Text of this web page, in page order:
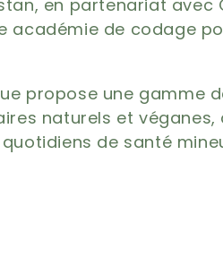
en partenariat avec
académie de codage
propose une gamme
naturels et véganes,
de santé